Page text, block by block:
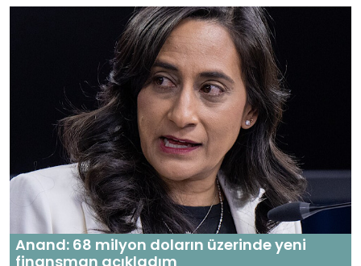
Anand: 68 milyon doların üzerinde yeni
finansman açıkladım